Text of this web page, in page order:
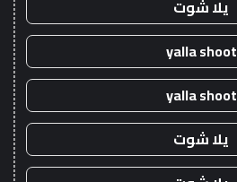
يلا شوت
yalla shoot
yalla shoot
يلا شوت